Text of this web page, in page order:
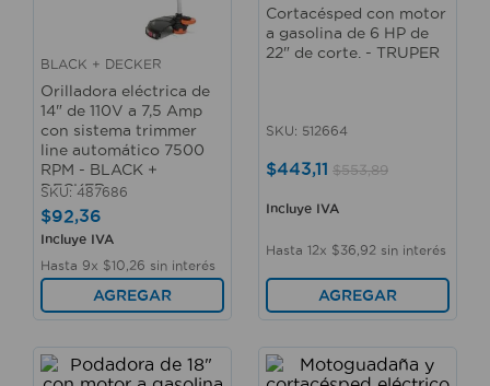
BLACK + DECKER
Orilladora eléctrica de
14" de 110V a 7,5 Amp
con sistema trimmer
line automático 7500
RPM - BLACK +
DECKER
SKU: 487686
$92,36
Incluye IVA
Hasta 9x $10 26 sin interés
AGREGAR
Cortacésped con motor
a gasolina de 6 HP de
22" de corte. - TRUPER
SKU: 512664
$443,11 $553,89
Incluye IVA
Hasta 12x $36 92 sin interés
AGREGAR